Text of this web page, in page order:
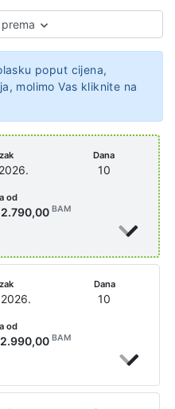
poput cijena,
molimo Vas kliknite na
Dana
10
od
2.790,00 BAM
Dana
10
od
2.990,00 BAM